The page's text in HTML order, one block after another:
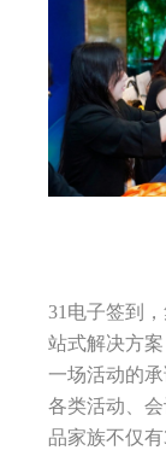
31电子签到
站式解决方
一场活动的
各类活动、
品家族不仅